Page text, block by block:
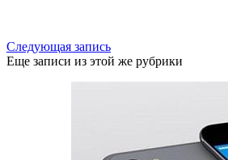
Следующая запись
Еще записи из этой же рубрики